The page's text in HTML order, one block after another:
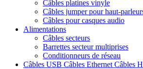
Câbles platines vinyle
Câbles jumper pour haut-
Câbles pour casques audio
Alimentations
Câbles secteurs
Barrettes secteur multiprises
Conditionneurs de réseau
Câbles USB Câbles Ethernet Câbles